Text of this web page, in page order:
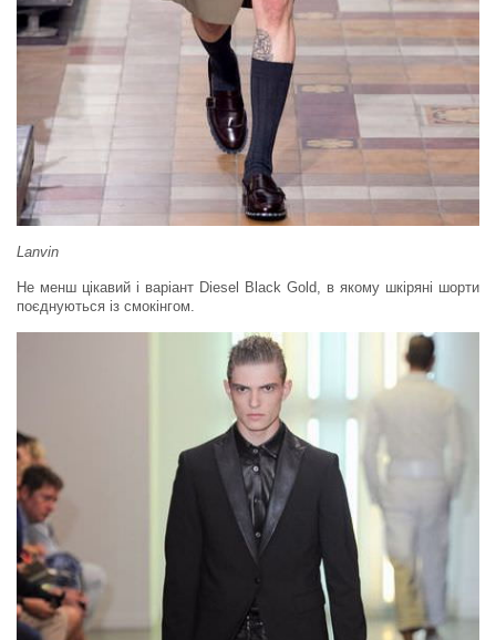
Lanvin
Не менш цікавий і варіант Diesel Black Gold, в якому шкіряні шорти
поєднуються із смокінгом.